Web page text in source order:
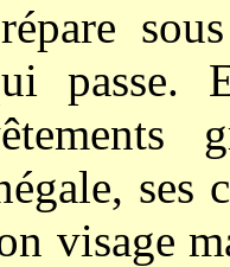
passe.
ses
visage